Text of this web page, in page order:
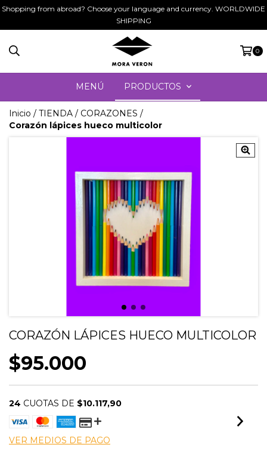
Shopping from abroad? Choose your language and currency. WORLDWIDE
SHIPPING
0
MENÚ PRODUCTOS
Inicio / TIENDA / CORAZONES /
Corazón lápices hueco multicolor
CORAZÓN LÁPICES HUECO MULTICOLOR
$95.000
24 CUOTAS DE $10.117,90
VER MEDIOS DE PAGO